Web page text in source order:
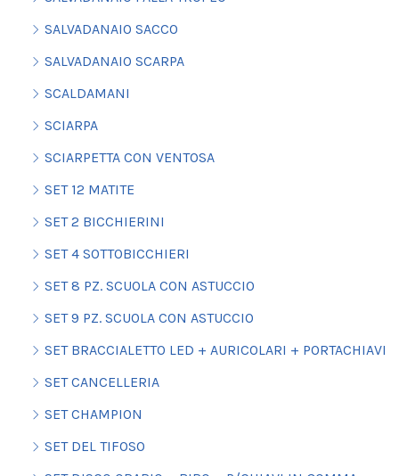
SALVADANAIO SACCO
SALVADANAIO SCARPA
SCALDAMANI
SCIARPA
SCIARPETTA CON VENTOSA
SET 12 MATITE
SET 2 BICCHIERINI
SET 4 SOTTOBICCHIERI
SET 8 PZ. SCUOLA CON ASTUCCIO
SET 9 PZ. SCUOLA CON ASTUCCIO
SET BRACCIALETTO LED + AURICOLARI + PORTACHIAVI
SET CANCELLERIA
SET CHAMPION
SET DEL TIFOSO